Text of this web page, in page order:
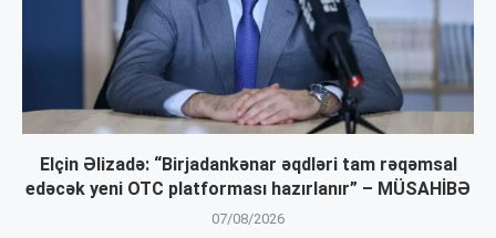
Elçin Əlizadə: “Birjadankənar əqdləri tam rəqəmsal
edəcək yeni OTC platforması hazırlanır” – MÜSAHİBƏ
07/08/2026